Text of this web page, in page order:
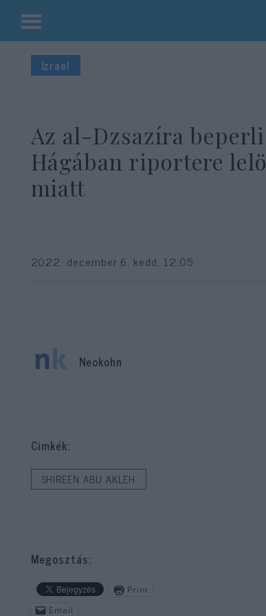
Kilépés
tartalomba
Izrael
Az al-Dzsazíra
Hágában riportere
miatt
2022. december 6. kedd, 12:05
Neokohn
Cimkék:
SHIREEN ABU AKLEH
Megosztás:
Print
Email